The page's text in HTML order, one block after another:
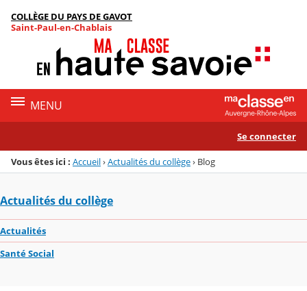
Menu de la rubrique
Contenu
COLLÈGE DU PAYS DE GAVOT
Saint-Paul-en-Chablais
MENU
Se connecter
Vous êtes ici : Accueil›Actualités du collège› Blog
Actualités du collège
Actualités
Santé Social